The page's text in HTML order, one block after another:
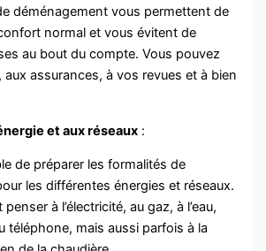
déménagement vous permettent de
normal et vous évitent de
au bout du compte. Vous pouvez
assurances, à vos revues et à bien
et aux réseaux :
de préparer les formalités de
les différentes énergies et réseaux.
à l’électricité, au gaz, à l’eau,
téléphone, mais aussi parfois à la